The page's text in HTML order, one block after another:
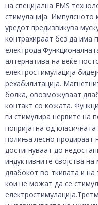
на специјална FMS
стимулација.
уредот предизвикува
контрахираат без да има
алтернатива на веќе
електростимулација
рехабилитација.
болка, овозможуваат
контакт со кожата.
ги стимулира нервите на
попријатна од
полиња лесно продираат
достигнуваат до
индуктивните својства
длабокот во ткивата и на
кои не можат да се